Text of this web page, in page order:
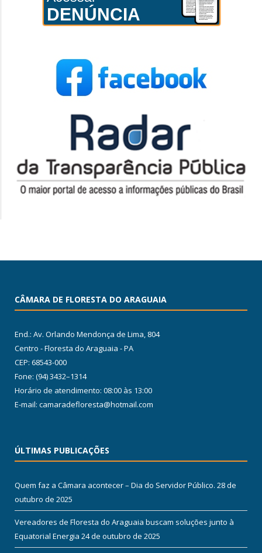
DENÚNCIA
CÂMARA DE FLORESTA DO ARAGUAIA
End.: Av. Orlando Mendonça de Lima, 804
Centro - Floresta do Araguaia - PA
CEP: 68543-000
Fone: (94) 3432–1314
Horário de atendimento: 08:00 às 13:00
E-mail: camaradefloresta@hotmail.com
ÚLTIMAS PUBLICAÇÕES
Quem faz a Câmara acontecer – Dia do Servidor Público. 28 de
outubro de 2025
Vereadores de Floresta do Araguaia buscam soluções junto à
Equatorial Energia 24 de outubro de 2025